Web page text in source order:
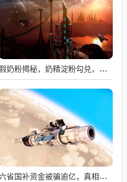
假奶粉揭秘，奶精淀粉勾兑，流向何处？
六省国补资金被骗逾亿，真相揭秘与违规操作背后的故事